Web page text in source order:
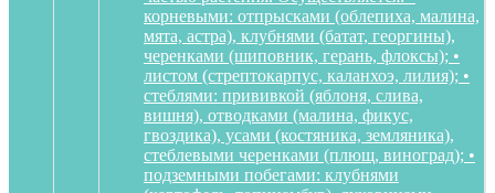
корневыми: отпрысками (облепиха, малина,
мята, астра), клубнями (батат, георгины),
черенками (шиповник, герань, флоксы); •
листом (стрептокарпус, каланхоэ, лилия); •
стеблями: прививкой (яблоня, слива,
вишня), отводками (малина, фикус,
гвоздика), усами (костяника, земляника),
стеблевыми черенками (плющ, виноград); •
подземными побегами: клубнями